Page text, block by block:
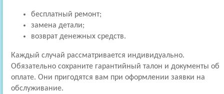
бесплатный ремонт;
замена детали;
возврат денежных средств.
Каждый случай рассматривается индивидуально.
Обязательно сохраните гарантийный талон и документы об
оплате. Они пригодятся вам при оформлении заявки на
обслуживание.